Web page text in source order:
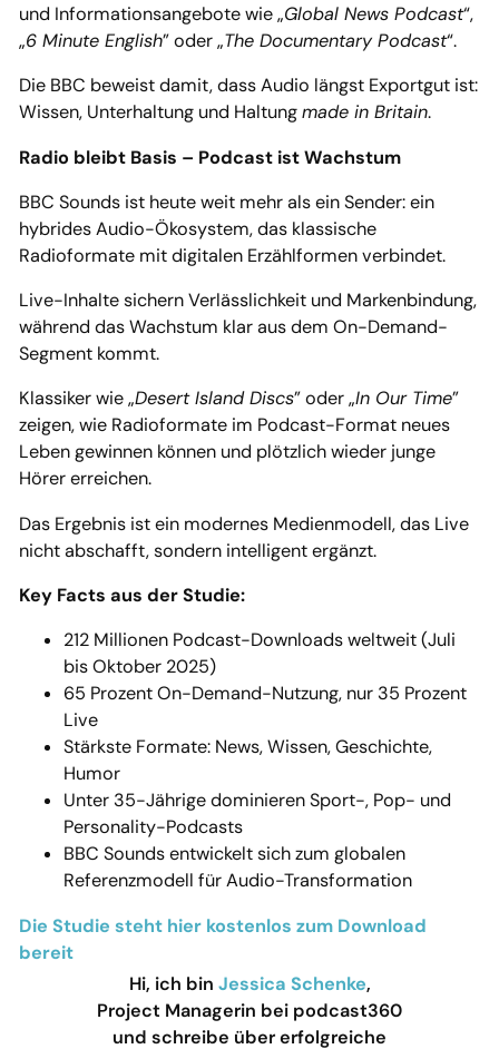
und Informationsangebote wie „Global News Podcast“,
„6 Minute English” oder „The Documentary Podcast“.
Die BBC beweist damit, dass Audio längst Exportgut ist:
Wissen, Unterhaltung und Haltungmade in Britain.
Radio bleibt Basis – Podcast ist Wachstum
BBC Sounds ist heute weit mehr als ein Sender: ein
hybrides Audio-Ökosystem, das klassische
Radioformate mit digitalen Erzählformen verbindet.
Live-Inhalte sichern Verlässlichkeit und Markenbindung,
während das Wachstum klar aus dem On-Demand-
Segment kommt.
Klassiker wie „Desert Island Discs” oder „In Our Time”
zeigen, wie Radioformate im Podcast-Format neues
Leben gewinnen können und plötzlich wieder junge
Hörer erreichen.
Das Ergebnis ist ein modernes Medienmodell, das Live
nicht abschafft, sondern intelligent ergänzt.
Key Facts aus der Studie:
212 Millionen Podcast-Downloads weltweit (Juli
bis Oktober 2025)
65 Prozent On-Demand-Nutzung, nur 35 Prozent
Live
Stärkste Formate: News, Wissen, Geschichte,
Humor
Unter 35-Jährige dominieren Sport-, Pop- und
Personality-Podcasts
BBC Sounds entwickelt sich zum globalen
Referenzmodell für Audio-Transformation
Die Studie steht hier kostenlos zum Download
bereit
Hi, ich bin Jessica Schenke,
Project Managerin bei podcast360
und schreibe über erfolgreiche